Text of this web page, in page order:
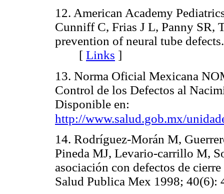
12. American Academy
Cunniff C, Frias J L, Panny SR,
prevention of neural tube
[ Links ]
13. Norma Oficial Mexicana
Control de los Defectos al
Disponible en:
http://www.salud.gob.mx/
14. Rodríguez-Morán M,
Pineda MJ, Levario-carrillo M,
asociación con defectos de
Salud Publica Mex 1998;